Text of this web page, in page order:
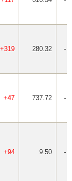
+319 280.32 -
+47 737.72 -
+94 9.50 -